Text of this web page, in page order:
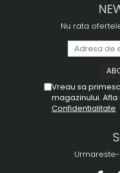
Nu rata
Vreau sa
magazinului. Afla
Confidentialitate